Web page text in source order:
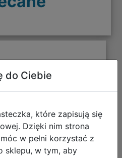
Szkolny Buddy 5el.
F162959 + Worek
F062959 +
do Ciebie
które zapisują się
Dzięki nim strona
w pełni korzystać z
sklepu, w tym, aby